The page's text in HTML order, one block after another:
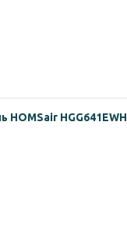
HOMSair HGG641EWH